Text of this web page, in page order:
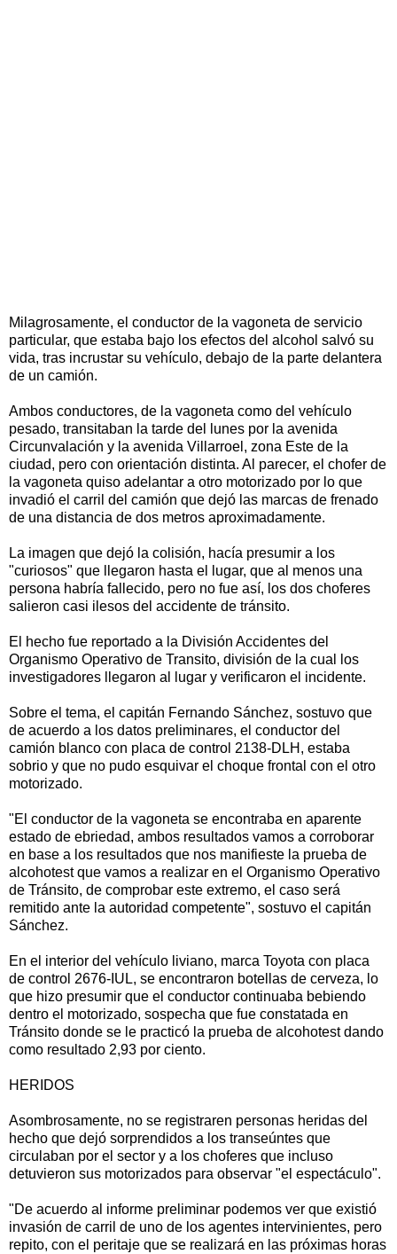
Milagrosamente, el conductor de la vagoneta de servicio
particular, que estaba bajo los efectos del alcohol salvó su
vida, tras incrustar su vehículo, debajo de la parte delantera
de un camión.
Ambos conductores, de la vagoneta como del vehículo
pesado, transitaban la tarde del lunes por la avenida
Circunvalación y la avenida Villarroel, zona Este de la
ciudad, pero con orientación distinta. Al parecer, el chofer de
la vagoneta quiso adelantar a otro motorizado por lo que
invadió el carril del camión que dejó las marcas de frenado
de una distancia de dos metros aproximadamente.
La imagen que dejó la colisión, hacía presumir a los
"curiosos" que llegaron hasta el lugar, que al menos una
persona habría fallecido, pero no fue así, los dos choferes
salieron casi ilesos del accidente de tránsito.
El hecho fue reportado a la División Accidentes del
Organismo Operativo de Transito, división de la cual los
investigadores llegaron al lugar y verificaron el incidente.
Sobre el tema, el capitán Fernando Sánchez, sostuvo que
de acuerdo a los datos preliminares, el conductor del
camión blanco con placa de control 2138-DLH, estaba
sobrio y que no pudo esquivar el choque frontal con el otro
motorizado.
"El conductor de la vagoneta se encontraba en aparente
estado de ebriedad, ambos resultados vamos a corroborar
en base a los resultados que nos manifieste la prueba de
alcohotest que vamos a realizar en el Organismo Operativo
de Tránsito, de comprobar este extremo, el caso será
remitido ante la autoridad competente", sostuvo el capitán
Sánchez.
En el interior del vehículo liviano, marca Toyota con placa
de control 2676-IUL, se encontraron botellas de cerveza, lo
que hizo presumir que el conductor continuaba bebiendo
dentro el motorizado, sospecha que fue constatada en
Tránsito donde se le practicó la prueba de alcohotest dando
como resultado 2,93 por ciento.
HERIDOS
Asombrosamente, no se registraren personas heridas del
hecho que dejó sorprendidos a los transeúntes que
circulaban por el sector y a los choferes que incluso
detuvieron sus motorizados para observar "el espectáculo".
"De acuerdo al informe preliminar podemos ver que existió
invasión de carril de uno de los agentes intervinientes, pero
repito, con el peritaje que se realizará en las próximas horas